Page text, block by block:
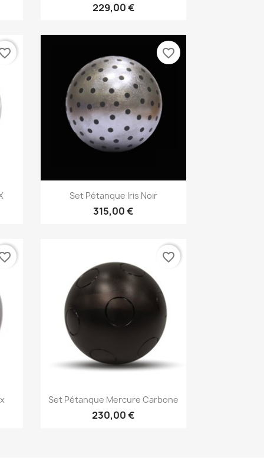
229,00 €
Aperçu rapide
Set Pétanque Iris Noir
315,00 €
favorite_border
Aperçu rapide
Set Pétanque Mercure Carbone
230,00 €
favorite_border